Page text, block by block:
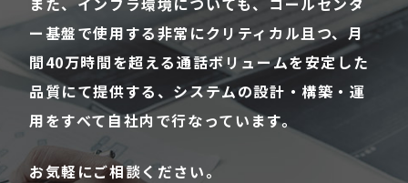
ー基盤で使用する非常にクリティカル且つ、月
間40万時間を超える通話ボリュームを安定した
品質にて提供する、システムの設計・構築・運
用をすべて自社内で行なっています。
お気軽にご相談ください。